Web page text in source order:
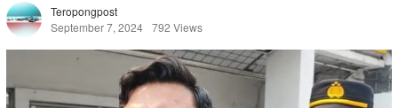
Teropongpost
September 7, 2024 792 Views